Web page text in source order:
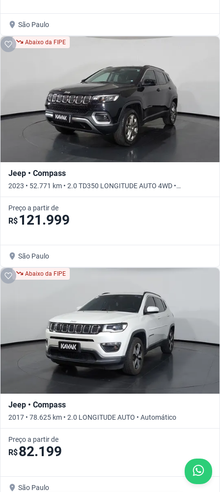
São Paulo
Abaixo da FIPE
Jeep • Compass
2023 • 52.771 km • 2.0 TD350 LONGITUDE AUTO 4WD •
Automático
Preço a partir de
R$ 121.999
São Paulo
Abaixo da FIPE
Jeep • Compass
2017 • 78.625 km • 2.0 LONGITUDE AUTO • Automático
Preço a partir de
R$82.199
São Paulo